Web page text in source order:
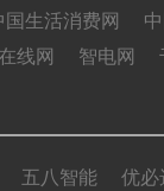
国生活消费网
线网 智电网
五八智能 优必